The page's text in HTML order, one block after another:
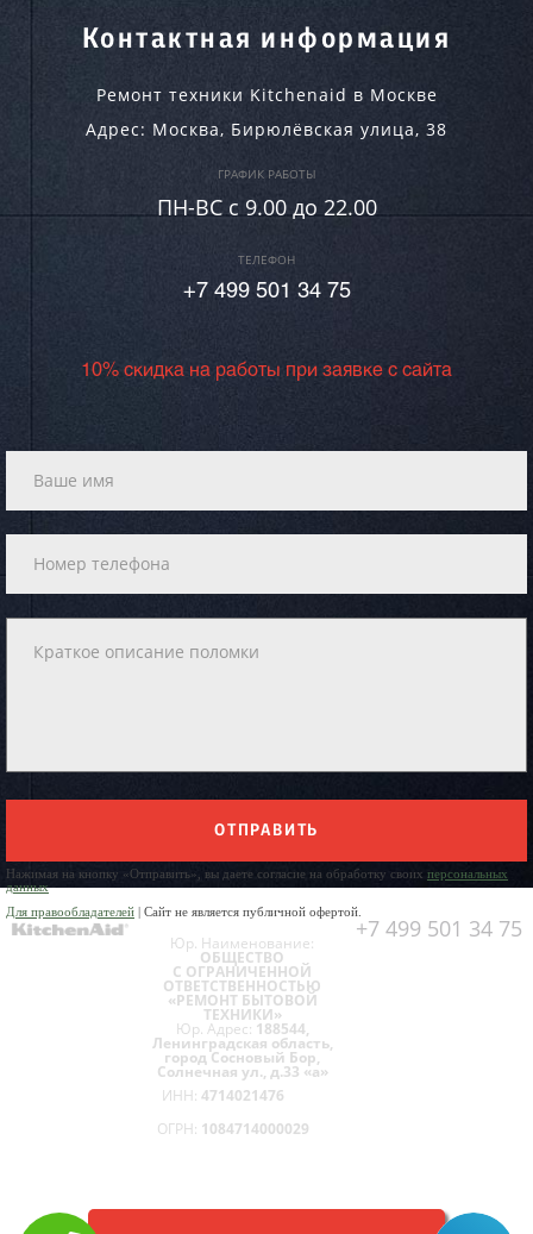
Контактная информация
Ремонт техники Kitchenaid в Москве
Адрес: Москва, Бирюлёвская улица, 38
ГРАФИК РАБОТЫ
ПН-ВC c 9.00 до 22.00
ТЕЛЕФОН
+7 499 501 34 75
10% скидка на работы при заявке с сайта
ОТПРАВИТЬ
Нажимая на кнопку «Отправить», вы даете согласие на обработку своих персональных
данных
Для правообладателей | Сайт не является публичной офертой.
+7 499 501 34 75
Юр. Наименование:
ОБЩЕСТВО
С ОГРАНИЧЕННОЙ
ОТВЕТСТВЕННОСТЬЮ
«РЕМОНТ БЫТОВОЙ
ТЕХНИКИ»
Юр. Адрес: 188544,
Ленинградская область,
город Сосновый Бор,
Солнечная ул., д.33 «а»
ИНН: 4714021476
ОГРН: 1084714000029